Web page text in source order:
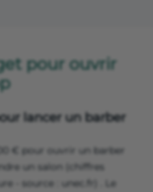
pour ouvrir
lancer un barber
€ pour ouvrir un barber
un salon (chiffres
- source : unec.fr) . Le